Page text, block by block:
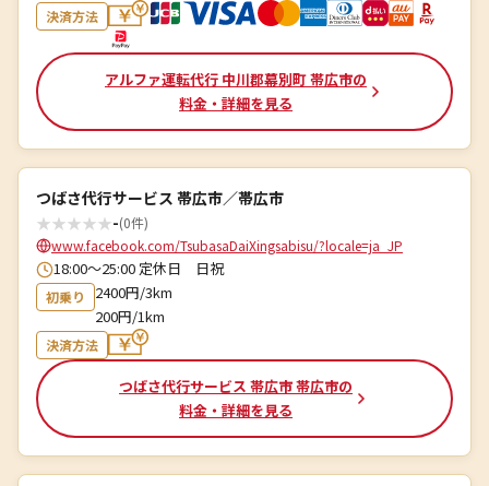
決済方法
アルファ運転代行 中川郡幕別町 帯広市の
料金・詳細を見る
つばさ代行サービス 帯広市／帯広市
★★★★★-(0件)
www.facebook.com/TsubasaDaiXingsabisu/?locale=ja_JP
18:00～25:00 定休日 日祝
初乗り
2400円/3km
200円/1km
決済方法
つばさ代行サービス 帯広市 帯広市の
料金・詳細を見る